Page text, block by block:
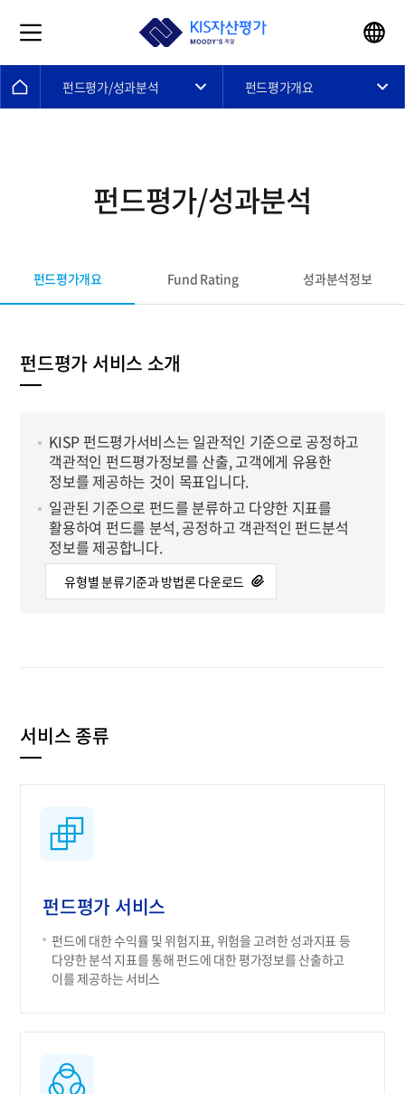
펀드평가/성과분석 펀드평가개요
펀드평가/성과분석
펀드평가개요 Fund Rating 성과분석정보
펀드평가 서비스 소개
KISP 펀드평가서비스는 일관적인 기준으로 공정하고
객관적인 펀드평가정보를 산출, 고객에게 유용한
정보를 제공하는 것이 목표입니다.
일관된 기준으로 펀드를 분류하고 다양한 지표를
활용하여 펀드를 분석, 공정하고 객관적인 펀드분석
정보를 제공합니다.
유형별 분류기준과 방법론 다운로드
서비스 종류
펀드평가 서비스
펀드에 대한 수익률 및 위험지표, 위험을 고려한 성과지표 등
다양한 분석 지표를 통해 펀드에 대한 평가정보를 산출하고
이를 제공하는 서비스